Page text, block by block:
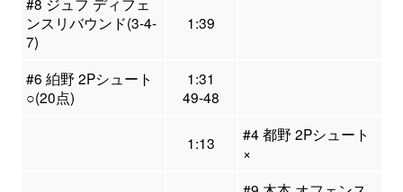
ンスリバウンド(3-4-
7)
1:39
#6 絈野 2Pシュート
○(20点)
1:31
49-48
1:13
#4 都野 2Pシュート
×